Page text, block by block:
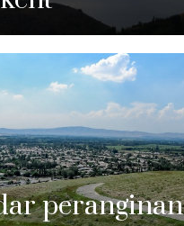
peranginan